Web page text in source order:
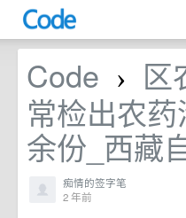
Code ›
区
常检出农
余份_西藏
痴情的签字笔
2 年前